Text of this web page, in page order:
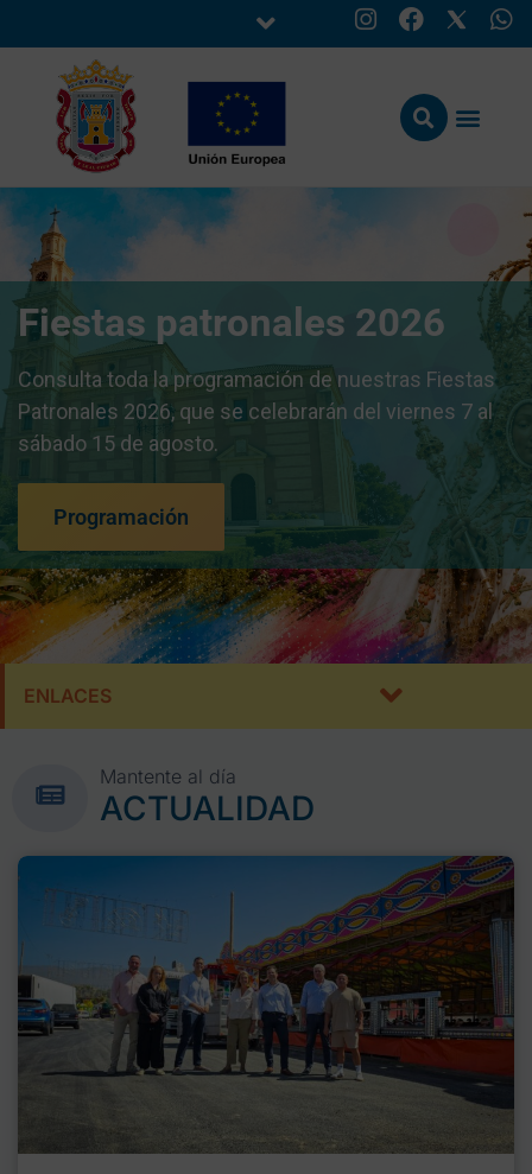
Fiestas patronales 2026
Consulta toda la programación de nuestras Fiestas
Patronales 2026, que se celebrarán del viernes 7 al
sábado 15 de agosto.
Programación
ENLACES
Mantente al día
ACTUALIDAD